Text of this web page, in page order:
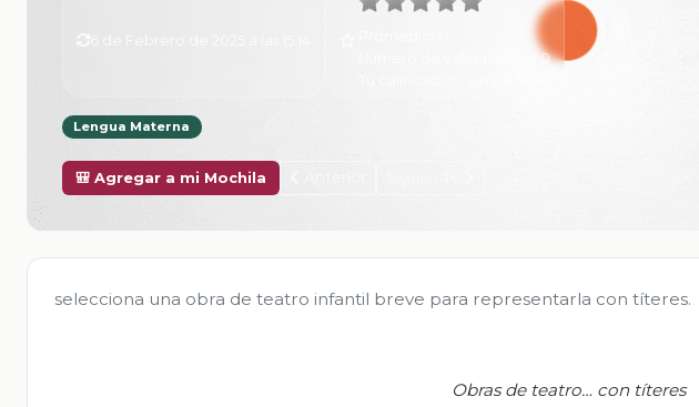
0
Lengua Materna
🎒 Agregar a mi Mochila
selecciona una obra de teatro infantil breve para representarla con títeres.
Obras de teatro… con títeres